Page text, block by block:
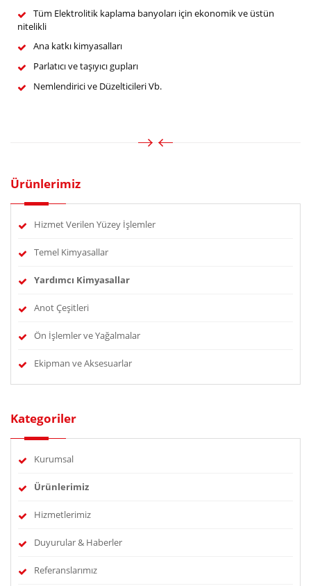
Tüm Elektrolitik kaplama banyoları için ekonomik ve üstün
nitelikli
Ana katkı kimyasalları
Parlatıcı ve taşıyıcı gupları
Nemlendirici ve Düzelticileri Vb.
Ürünlerimiz
Hizmet Verilen Yüzey İşlemler
Temel Kimyasallar
Yardımcı Kimyasallar
Anot Çeşitleri
Ön İşlemler ve Yağalmalar
Ekipman ve Aksesuarlar
Kategoriler
Kurumsal
Ürünlerimiz
Hizmetlerimiz
Duyurular & Haberler
Referanslarımız